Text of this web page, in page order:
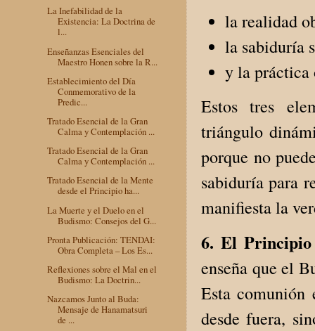
la realidad
la sabiduría
y la práctica
Estos tres
triángulo
porque no
sabiduría para
manifiesta la
6. El Principio
enseña que el
Esta comunión
desde fuera,
La Inefabilidad de la
Existencia: La Doctrina de
l...
Enseñanzas Esenciales del
Maestro Honen sobre la R...
Establecimiento del Día
Conmemorativo de la
Predic...
Tratado Esencial de la Gran
Calma y Contemplación ...
Tratado Esencial de la Gran
Calma y Contemplación ...
Tratado Esencial de la Mente
desde el Principio ha...
La Muerte y el Duelo en el
Budismo: Consejos del G...
Pronta Publicación: TENDAI:
Obra Completa – Los Es...
Reflexiones sobre el Mal en el
Budismo: La Doctrin...
Nazcamos Junto al Buda:
Mensaje de Hanamatsuri
de ...